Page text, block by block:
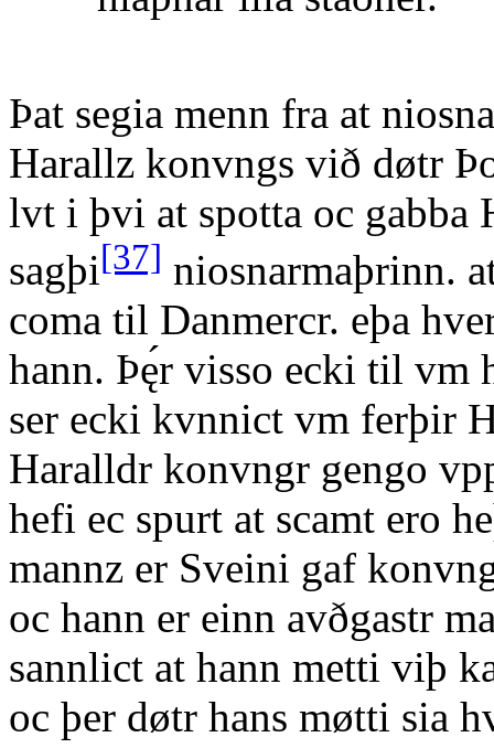
Þat segia menn fra at
Harallz konvngs við døtr
lvt i þvi at spotta oc gabba
sagþi[37] niosnarmaþrinn.
coma til Danmercr. eþa
hann. Þę́r visso ecki til vm
ser ecki kvnnict vm ferþir
Haralldr konvngr gengo
hefi ec spurt at scamt ero
mannz er Sveini gaf
oc hann er einn avðgastr
sannlict at hann metti viþ
oc þer døtr hans møtti sia